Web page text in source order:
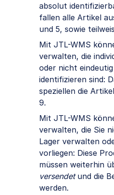
absolut
fallen alle Artikel
und 5, sowie
Mit JTL-WMS
verwalten, die
oder nicht
identifizieren sind:
speziellen die
9.
Mit JTL-WMS
verwalten, die Sie
Lager verwalten
vorliegen: Diese
müssen weiterhin
versendetund die
werden.